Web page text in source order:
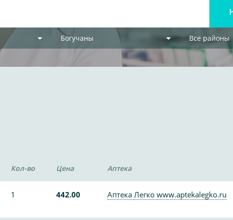
Богучаны Все районы
Кол-во Цена Аптека
1 442.00 Аптека Легко www.aptekalegko.ru